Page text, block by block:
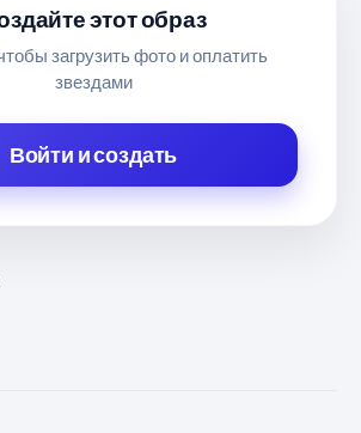
этот образ
загрузить фото и оплатить
звездами
Войти и создать